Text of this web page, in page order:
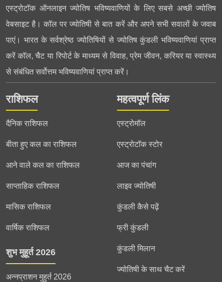
एस्ट्रोटॉक ऑनलाइन ज्योतिष भविष्यवाणियों के लिए सबसे अच्छी ज्योतिष
वेबसाइट है। कॉल पर ज्योतिषी से बात करें और अपने सभी सवालों के जवाब
पाएं। भारत के सर्वश्रेष्ठ ज्योतिषियों से ज्योतिष कुंडली भविष्यवाणियां प्राप्त
करें कॉल, चैट या रिपोर्ट के माध्यम से विवाह, प्रेम जीवन, करियर या स्वास्थ्य
से संबंधित सर्वोत्तम भविष्यवाणियां प्राप्त करें।
राशिफल
दैनिक राशिफल
बीता हुए कल का राशिफल
आने वाले कल का राशिफल
साप्ताहिक राशिफल
मासिक राशिफल
वार्षिक राशिफल
शुभ मुहूर्त 2026
अन्नप्राशन मुहुर्त 2026
महत्वपूर्ण लिंक
एस्ट्रोमॉल
एस्ट्रोटॉक स्टोर
आज का पंचांग
लाइव ज्योतिषी
कुंडली कैसे पढ़ें
फ्री कुंडली
कुंडली मिलान
ज्योतिषी के साथ चैट करें